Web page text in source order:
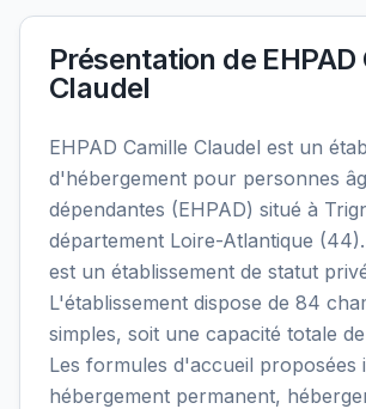
Présentation de
Claudel
EHPAD Camille Claudel est un
d'hébergement pour personnes
dépendantes (EHPAD) situé à
département Loire-Atlantique
est un établissement de statut
L'établissement dispose de 84
simples, soit une capacité totale
Les formules d'accueil proposées
hébergement permanent,